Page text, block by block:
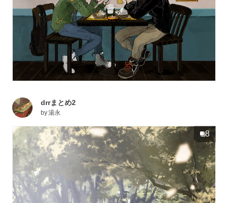
drrまとめ2
by湯永
8